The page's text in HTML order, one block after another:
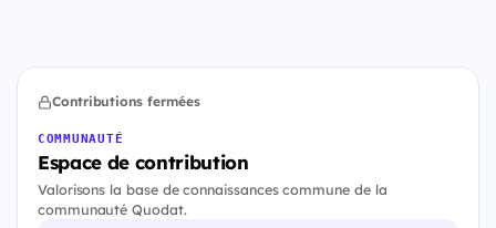
Contributions fermées
COMMUNAUTÉ
Espace de contribution
Valorisons la base de connaissances commune de la
communauté Quodat.